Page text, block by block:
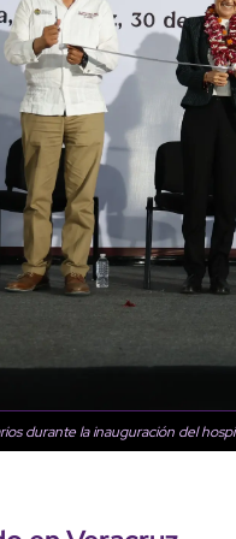
durante la inauguración del